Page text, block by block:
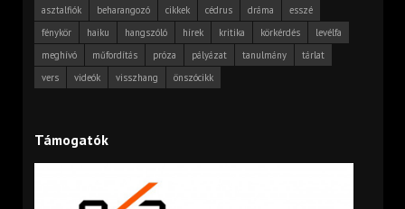
asztalfiók beharangozó cikkek cédrus dráma
esszé
fénykör
haiku hangszóló hírek kritika körkérdés
levélfa
meghívó
műfordítás próza pályázat tanulmány
tárlat
vers
videók visszhang önszócikk
Támogatók